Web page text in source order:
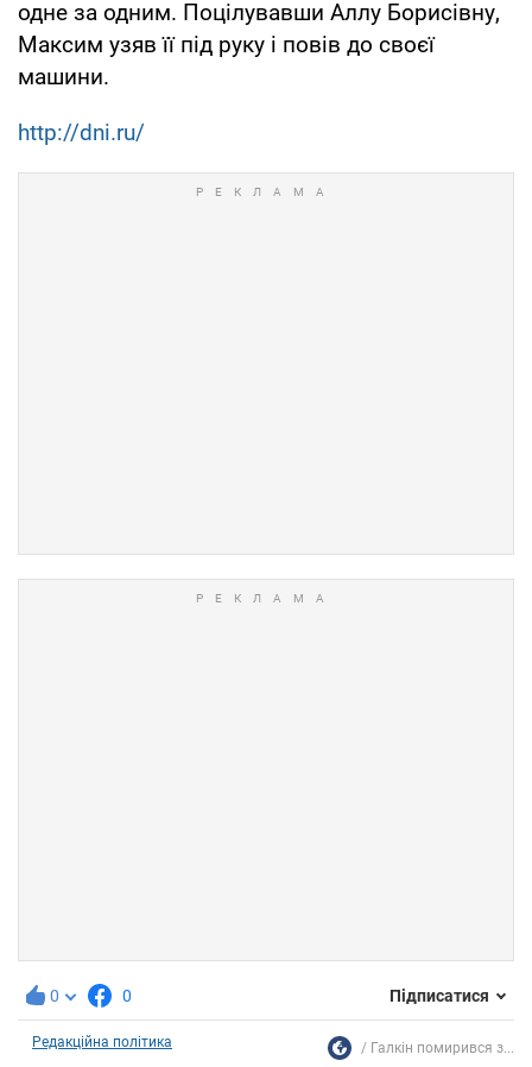
одне за одним. Поцілувавши Аллу Борисівну,
Максим узяв її під руку і повів до своєї
машини.
http://dni.ru/
0 0 Підписатися
Редакційна політика Галкін помирився з...